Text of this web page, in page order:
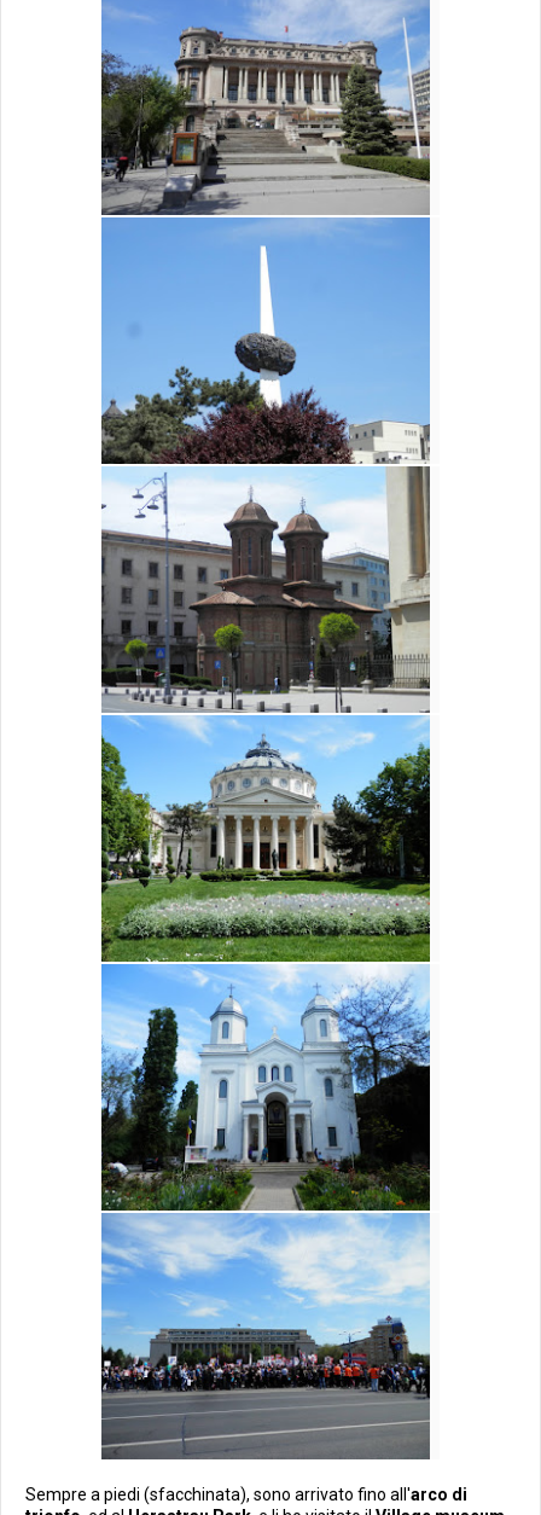
Sempre a piedi (sfacchinata), sono arrivato fino all'arco di